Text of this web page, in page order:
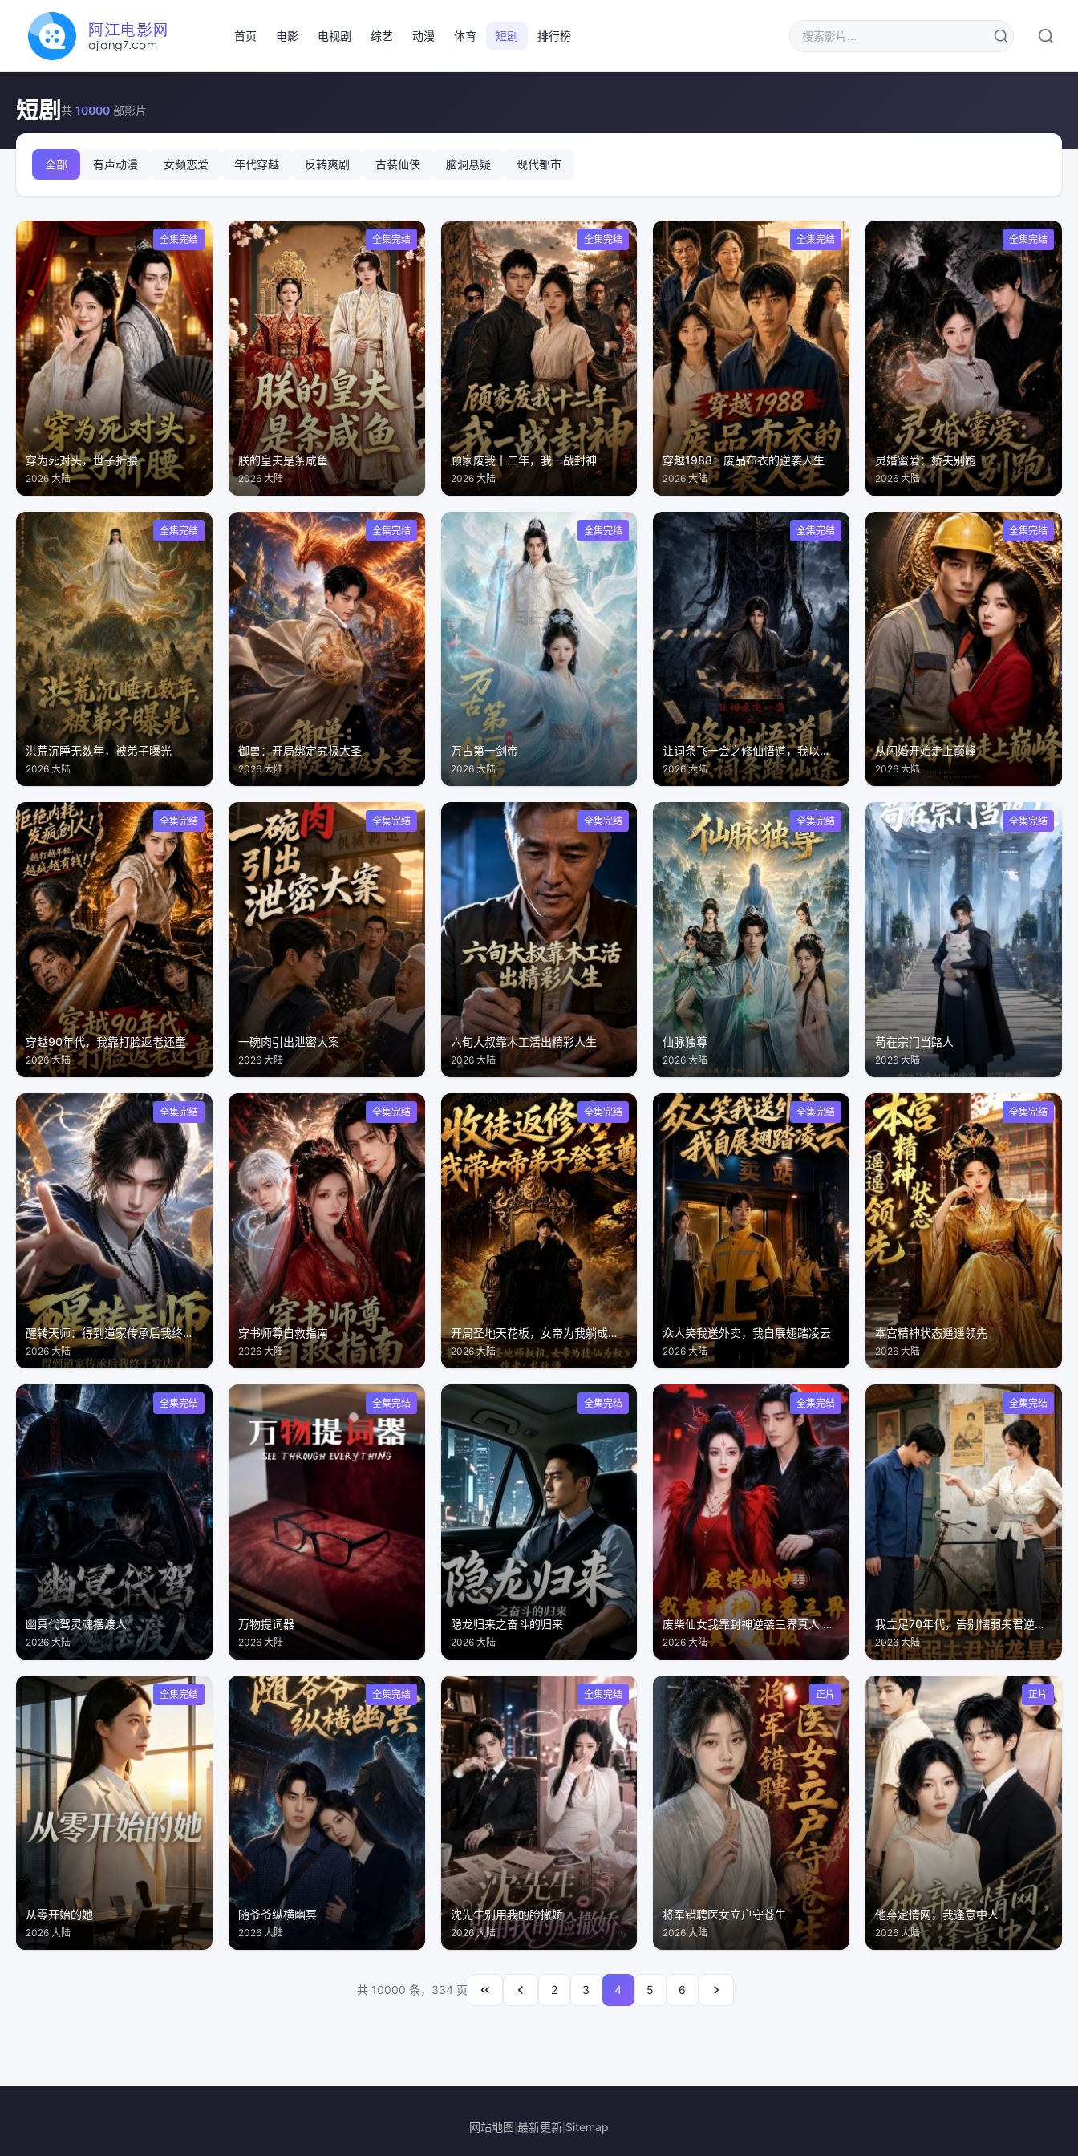
首页 电影 电视剧 综艺 动漫 体育 短剧 排行榜
短剧共 10000 部影片
全部 有声动漫 女频恋爱 年代穿越 反转爽剧 古装仙侠 脑洞悬疑 现代都市
全集完结
穿为死对头，世子折腰
2026 大陆
全集完结
朕的皇夫是条咸鱼
2026 大陆
全集完结
顾家废我十二年，我一战封神
2026 大陆
全集完结
穿越1988：废品布衣的逆袭人生
2026 大陆
全集完结
灵婚蜜爱：娇夫别跑
2026 大陆
全集完结
洪荒沉睡无数年，被弟子曝光
2026 大陆
全集完结
御兽：开局绑定究极大圣
2026 大陆
全集完结
万古第一剑帝
2026 大陆
全集完结
让词条飞一会之修仙悟道，我以词条踏仙途
2026 大陆
全集完结
从闪婚开始走上巅峰
2026 大陆
全集完结
穿越90年代，我靠打脸返老还童
2026 大陆
全集完结
一碗肉引出泄密大案
2026 大陆
全集完结
六旬大叔靠木工活出精彩人生
2026 大陆
全集完结
仙脉独尊
2026 大陆
全集完结
苟在宗门当路人
2026 大陆
全集完结
醒转天师：得到道家传承后我终于发达了
2026 大陆
全集完结
穿书师尊自救指南
2026 大陆
全集完结
开局圣地天花板，女帝为我躺成至尊
2026 大陆
全集完结
众人笑我送外卖，我自展翅踏凌云
2026 大陆
全集完结
本宫精神状态遥遥领先
2026 大陆
全集完结
幽冥代驾灵魂摆渡人
2026 大陆
全集完结
万物提词器
2026 大陆
全集完结
隐龙归来之奋斗的归来
2026 大陆
全集完结
废柴仙女我靠封神逆袭三界真人 AI 版
2026 大陆
全集完结
我立足70年代，告别懦弱夫君逆袭暴富
2026 大陆
全集完结
从零开始的她
2026 大陆
全集完结
随爷爷纵横幽冥
2026 大陆
全集完结
沈先生别用我的脸撒娇
2026 大陆
正片
将军错聘医女立户守苍生
2026 大陆
正片
他弃定情网，我逢意中人
2026 大陆
共 10000 条，334 页 2 3 4 5 6
网站地图 最新更新 Sitemap